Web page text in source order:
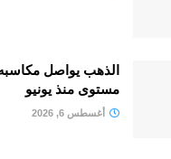
الذهب يواصل
مستوى منذ يونيو
أغسطس 6, 2026